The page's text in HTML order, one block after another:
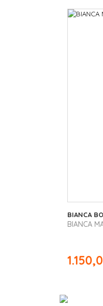
BIANCA
BIANCA